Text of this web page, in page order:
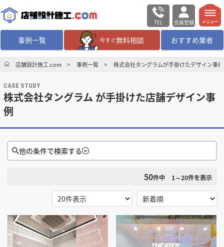
TEL 会員登録
事例一覧 今すぐ無料相談 おすすめ業者
無料相談 ログイン／会員登録
デザイン設計・施工業者を探す
マッチング案件一覧
内装の費用相場シミュレーター
掲載希望のデザイン設計・施工会社様へ
メニュー
店舗設計施工.com 事例一覧 株式会社タングラムが手掛けたデザイン事例
CASE STUDY
株式会社タングラム が手掛けた店舗デザイン事
例
他の条件で検索する
検索条件をクリア
業種 選択する
50件中 1～20件を表示